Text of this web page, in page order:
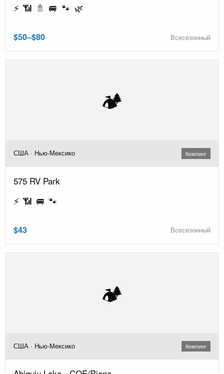
⚡ 📶 🚿 🚐 🐾 🌿
$50–$80 Всесезонный
🏕️
США · Нью-Мексико Кемпинг
575 RV Park
⚡ 📶 🚐 🐾
$43 Всесезонный
🏕️
США · Нью-Мексико Кемпинг